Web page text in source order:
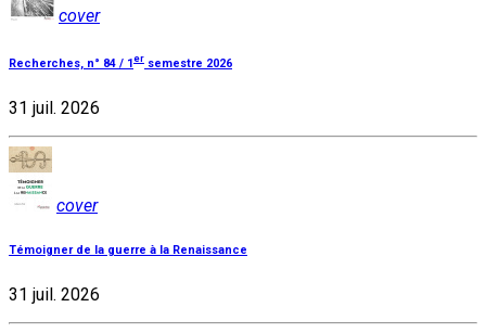
cover
Recherches, n° 84 / 1er semestre 2026
31 juil. 2026
cover
Témoigner de la guerre à la Renaissance
31 juil. 2026